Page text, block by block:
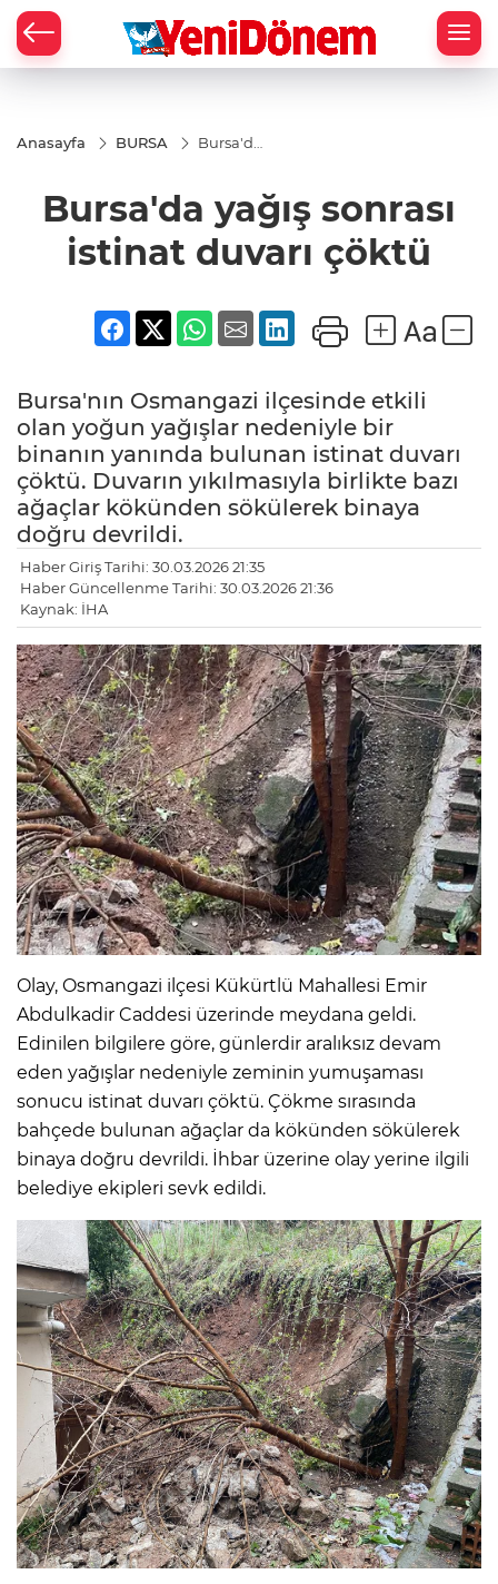
Anasayfa BURSA
Bursa'da
duvarı
çöktü
Bursa'da yağış sonrası
istinat duvarı çöktü
Bursa'nın Osmangazi ilçesinde etkili
olan yoğun yağışlar nedeniyle bir
binanın yanında bulunan istinat duvarı
çöktü. Duvarın yıkılmasıyla birlikte bazı
ağaçlar kökünden sökülerek binaya
doğru devrildi.
Haber Giriş Tarihi: 30.03.2026 21:35
Haber Güncellenme Tarihi: 30.03.2026 21:36
Kaynak: İHA
Olay, Osmangazi ilçesi Kükürtlü Mahallesi Emir
Abdulkadir Caddesi üzerinde meydana geldi.
Edinilen bilgilere göre, günlerdir aralıksız devam
eden yağışlar nedeniyle zeminin yumuşaması
sonucu istinat duvarı çöktü. Çökme sırasında
bahçede bulunan ağaçlar da kökünden sökülerek
binaya doğru devrildi. İhbar üzerine olay yerine ilgili
belediye ekipleri sevk edildi.